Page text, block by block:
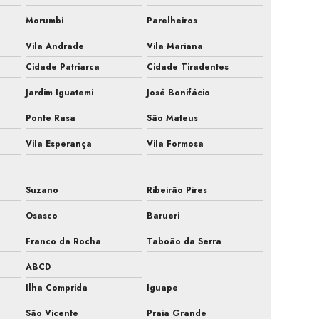
Fiscalização de ar condicionado em obra
Fiscalização de instalação hvac
Fiscalização de obra ar condicionado
Fiscalização obra de climatização
Fiscalização de obra hvac
Gestão de obra hvac
Hvac para farmacêutica
Inspeção de ar condicionado em campinas
Morumbi
Parelheiros
Vila Andrade
Vila Mariana
Cidade Patriarca
Cidade Tiradentes
Jardim Iguatemi
José Bonifácio
Ponte Rasa
São Mateus
Vila Esperança
Vila Formosa
Suzano
Ribeirão Pires
Osasco
Barueri
Franco da Rocha
Taboão da Serra
ABCD
Ilha Comprida
Iguape
São Vicente Praia Grande